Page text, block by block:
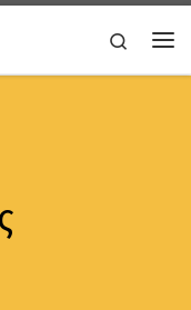
Search